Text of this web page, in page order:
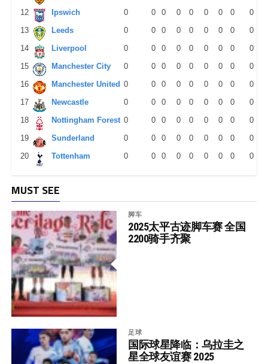
12 Ipswich 0 0 0 0 0 0 0 0
0
13
Leeds 0 0 0 0 0 0 0 0
0
14
Liverpool 0 0 0 0 0 0 0 0
0
15
Manchester City 0 0 0 0 0 0 0 0
0
16
Manchester United 0 0 0 0 0 0 0 0
0
17
Newcastle 0 0 0 0 0 0 0 0
0
18
Nottingham Forest 0 0 0 0 0 0 0 0
0
19
Sunderland 0 0 0 0 0 0 0 0
0
20
Tottenham 0 0 0 0 0 0 0 0 0
MUST SEE
脚车
2025太平古迹脚车赛 全国
2200骑手齐聚
足球
国际球星降临：乌拉圭之
星全球友谊赛 2025